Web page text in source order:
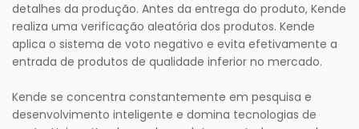
detalhes da produção. Antes da entrega do produto, Kende
realiza uma verificação aleatória dos produtos. Kende
aplica o sistema de voto negativo e evita efetivamente a
entrada de produtos de qualidade inferior no mercado.
Kende se concentra constantemente em pesquisa e
desenvolvimento inteligente e domina tecnologias de